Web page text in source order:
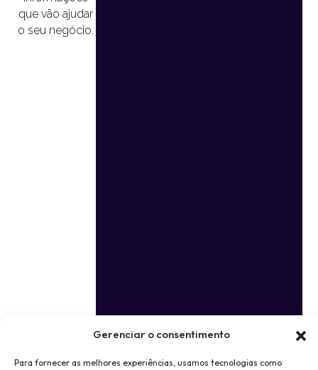
Gerenciar o consentimento
Para fornecer as melhores experiências, usamos tecnologias como
que vão ajudar
o seu negócio.